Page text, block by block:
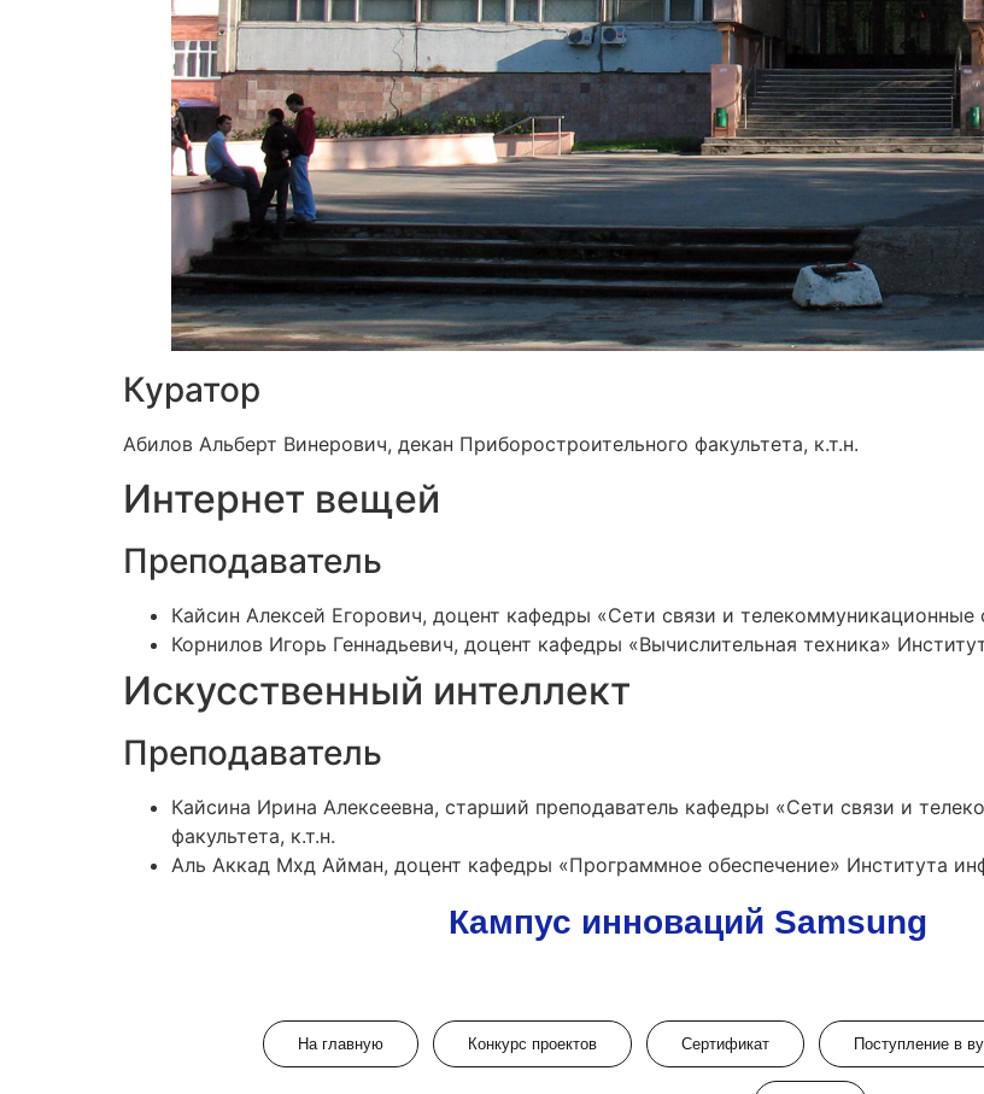
Куратор
Абилов Альберт Винерович, декан Приборостроительного факультета, к.т.н.
Интернет вещей
Преподаватель
Кайсин Алексей Егорович, доцент кафедры «Сети связи и телекоммуникационные
Корнилов Игорь Геннадьевич, доцент кафедры «Вычислительная техника»
Искусственный интеллект
Преподаватель
Кайсина Ирина Алексеевна, старший преподаватель кафедры «Сети связи и
факультета, к.т.н.
Аль Аккад Мхд Айман, доцент кафедры «Программное обеспечение» Института
Кампус инноваций Samsung
На главную Конкурс проектов Сертификат Поступление в